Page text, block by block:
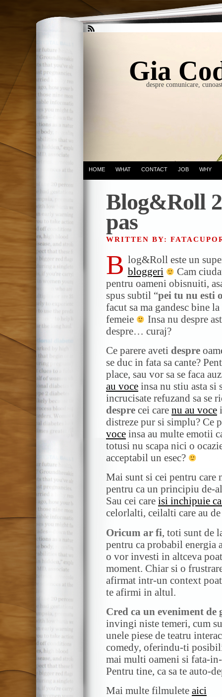
Gia
despre comunicare,
HOME WHAT CONTACT JOB WHY
Blog&Roll
pas
WRITTEN BY:
B log&Roll este un
bloggeri
Cam
pentru oameni obisnuiti,
spus subtil “pei tu nu esti
facut sa ma gandesc bine
femeie
Insa nu despre
despre… curaj?
Ce parere aveti despre
se duc in fata sa cante?
place, sau vor sa se faca
au voce insa nu stiu asta si
incrucisate refuzand sa se
despre cei care nu au voce
distreze pur si simplu? Ce
voce insa au multe emotii
totusi nu scapa nici o
acceptabil un esec?
Mai sunt si cei pentru care
pentru ca un principiu de-
Sau cei care isi inchipuie
celorlalti, ceilalti care au
Oricum ar fi, toti sunt de
pentru ca probabil energia
o vor investi in altceva
moment. Chiar si o
afirmat intr-un context
te afirmi in altul.
Cred ca un eveniment de
invingi niste temeri, cum
unele piese de teatru
comedy, oferindu-ti
mai multi oameni si fata-
Pentru tine, ca sa te auto-
Mai multe filmulete aici